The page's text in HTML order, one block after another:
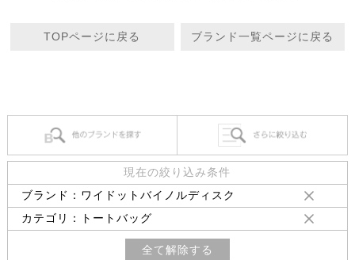
TOPページに戻る ブランド一覧ページに戻る
現在の絞り込み条件
ブランド：ワイドットバイノルディスク
カテゴリ：トートバッグ
全て解除する